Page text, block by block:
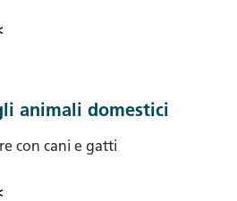
animali domestici
con cani e gatti